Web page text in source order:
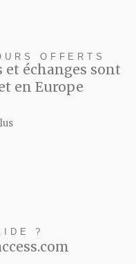
OFFERTS
échanges sont
en Europe
?